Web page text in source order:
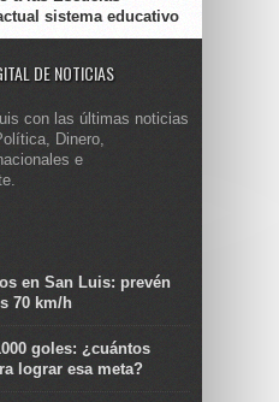
sistema educativo
DE NOTICIAS
con las últimas noticias
Dinero,
e
en San Luis: prevén
70 km/h
goles: ¿cuántos
lograr esa meta?